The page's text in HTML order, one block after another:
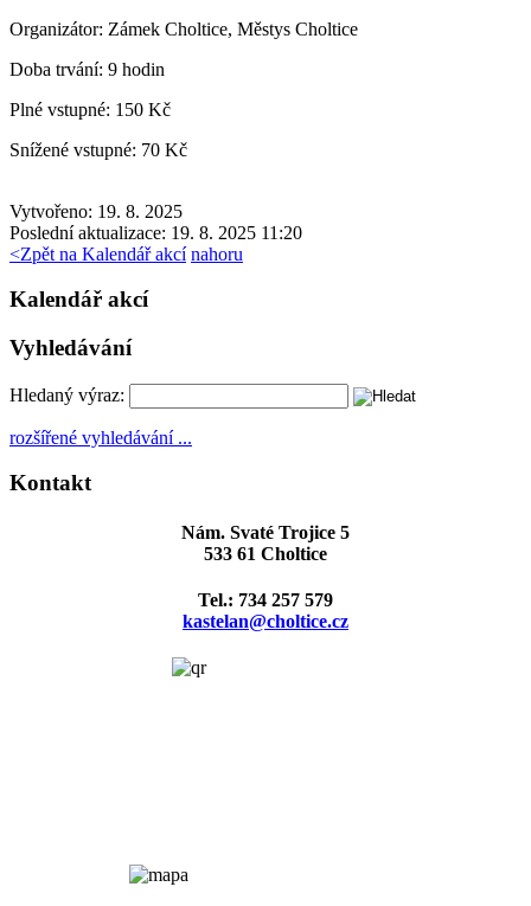
Organizátor: Zámek Choltice, Městys Choltice
Doba trvání: 9 hodin
Plné vstupné: 150 Kč
Snížené vstupné: 70 Kč
Vytvořeno: 19. 8. 2025
Poslední aktualizace: 19. 8. 2025 11:20
<Zpět na Kalendář akcí nahoru
Kalendář akcí
Vyhledávání
Hledaný výraz:
rozšířené vyhledávání ...
Kontakt
Nám. Svaté Trojice 5
533 61 Choltice
Tel.: 734 257 579
kastelan@choltice.cz